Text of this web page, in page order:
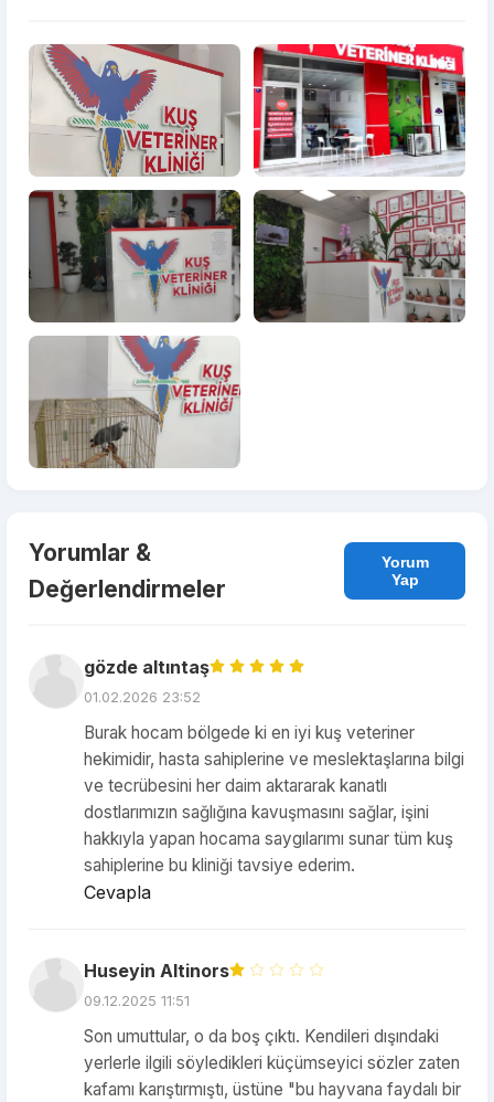
Yorumlar &
Değerlendirmeler
Yorum
Yap
gözde altıntaş
01.02.2026 23:52
Burak hocam bölgede ki en iyi kuş veteriner
hekimidir, hasta sahiplerine ve meslektaşlarına bilgi
ve tecrübesini her daim aktararak kanatlı
dostlarımızın sağlığına kavuşmasını sağlar, işini
hakkıyla yapan hocama saygılarımı sunar tüm kuş
sahiplerine bu kliniği tavsiye ederim.
Cevapla
Huseyin Altinors
09.12.2025 11:51
Son umuttular, o da boş çıktı. Kendileri dışındaki
yerlerle ilgili söyledikleri küçümseyici sözler zaten
kafamı karıştırmıştı, üstüne "bu hayvana faydalı bir